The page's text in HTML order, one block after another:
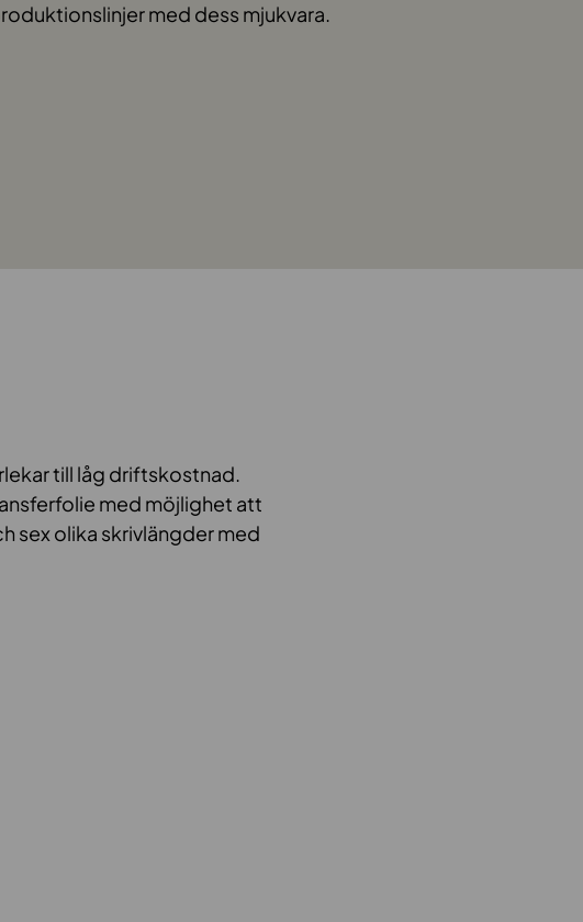
med dess mjukvara.
till låg driftskostnad.
med möjlighet att
sex olika skrivlängder med